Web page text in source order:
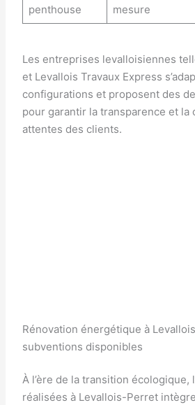
penthouse
mesure
Les entreprises levalloisiennes
et Levallois Travaux Express
configurations et proposent des
pour garantir la transparence et la
attentes des clients.
Rénovation énergétique à
subventions disponibles
À l’ère de la transition écologique,
réalisées à Levallois-Perret